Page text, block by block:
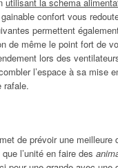
confort vous
permettent
de même le point fort de
lors des
l’espace à sa mise
rafale.
de prévoir une
l’unité en faire des